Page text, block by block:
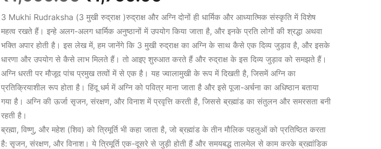
r
i
g
i
n
u
r
r
e
n
3 Mukhi Rudraksha (3 मुखी रुद्राक्ष )रुद्राक्षऔर अग्नि दोनों ही धार्मिक और आध्यात्मिक संस्कृति में विशेष
महत्व रखते हैं। इन्हे अलग-अलग धार्मिक अनुष्ठानों में उपयोग किया जाता है, और इनके प्रति लोगों की श्रद्धा अथवा
भक्ति अपार होती है। इस लेख में, हम जानेंगे कि 3 मुखी रुद्राक्ष का अग्नि के साथ कैसे एक दिव्य जुड़ाव है, और इसके
धारणा और उपयोग से कैसे लाभ मिलते हैं। तो आइए शुरुआत करते हैं और रुद्राक्ष के इस दिव्य जुड़ाव को समझते हैं।
अग्नि धरती पर मौजूद पांच प्रमुख तत्वों में से एक है। यह ज्वालामुखी के रूप में दिखती है, जिसमें अग्नि का
प्रतिक्रियाशील रूप होता है। हिंदू धर्म में अग्नि को पवित्र माना जाता है और इसे पूजा-अर्चना का अधिष्ठान बताया
गया है। अग्नि की ऊर्जा सृजन, संरक्षण, और विनाश में प्रवृत्ति करती है, जिससे ब्रह्मांड का संतुलन और समरसता बनी
रहती है।
ब्रह्मा, विष्णु, और महेश (शिव) को त्रिमूर्ति भी कहा जाता है, जो ब्रह्मांड के तीन मौलिक पहलुओं को प्रतिष्ठित करता
है: सृजन, संरक्षण, और विनाश। ये त्रिमूर्ति एक-दूसरे से जुड़ी होती हैं और समयबद्ध तालमेल से काम करके ब्रह्मांडिक